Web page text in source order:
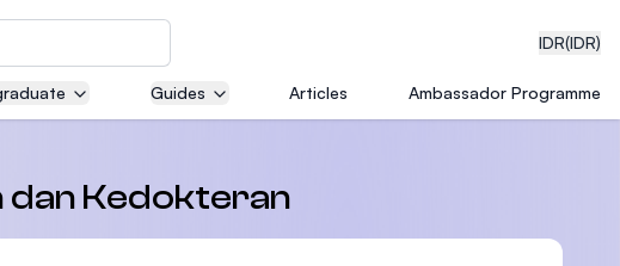
IDR(IDR)
and
Engineering
Guides Articles Ambassador Programme
dan Kedokteran